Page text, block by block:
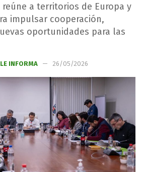
a territorios de Europa y
impulsar cooperación,
oportunidades para las
INFORMA 26/05/2026